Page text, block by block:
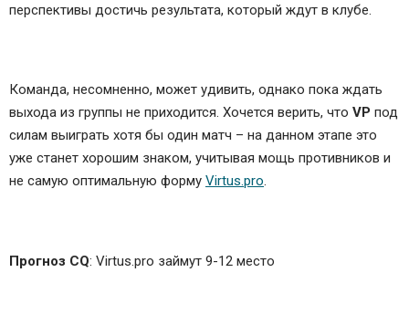
перспективы достичь результата, который ждут в клубе.
Команда, несомненно, может удивить, однако пока ждать
выхода из группы не приходится. Хочется верить, что VP под
силам выиграть хотя бы один матч – на данном этапе это
уже станет хорошим знаком, учитывая мощь противников и
не самую оптимальную форму Virtus.pro.
Прогноз CQ: Virtus.pro займут 9-12 место